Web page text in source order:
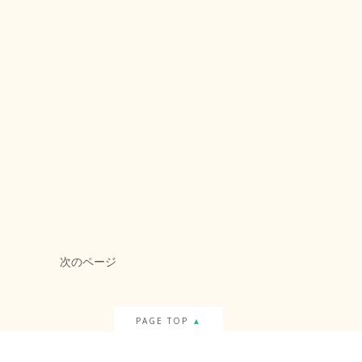
次のページ
PAGE TOP ▲